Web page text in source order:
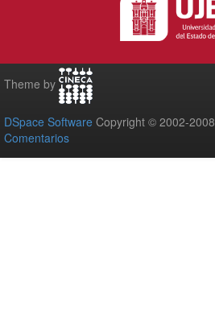
Theme by
DSpace Software Copyright © 2002-2008
Comentarios